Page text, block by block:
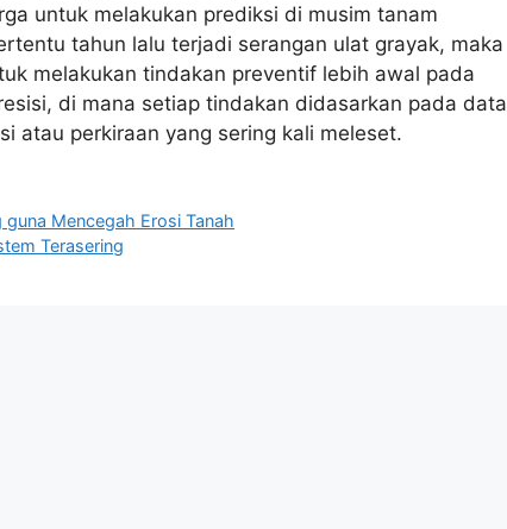
untuk melakukan prediksi di musim tanam
tahun lalu terjadi serangan ulat grayak, maka
melakukan tindakan preventif lebih awal pada
di mana setiap tindakan didasarkan pada data
atau perkiraan yang sering kali meleset.
Mencegah Erosi Tanah
Terasering